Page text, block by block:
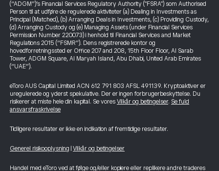
(“ADGM”)’s Financial Services Regulatory Authority ("FSRA") som Authorised
Person til at udføre de regulerede aktiviteter (a) Dealing in Investments as
Principal (Matched), (b) Arranging Deals in Investments, (c) Providing Custody,
(d) Arranging Custody og (e) Managing Assets (under Financial Services
Permission Number 220073) i henhold til Financial Services and Market
Regulations 2015 (“FSMR”). Dens registrerede kontor og
hovedforretningssted er Office 207 and 208, 15th Floor Floor, Al Sarab
Tower, ADGM Square, Al Maryah Island, Abu Dhabi, United Arab Emirates
(“UAE”).
eToro AUS Capital Limited ACN 612 791 803 AFSL 491139. Kryptoaktiver er
uregulerede og yderst spekulative. Der er ingen forbrugerbeskyttelse. Du
risikerer at miste hele din kapital. Se vores Vilkår og betingelser. Se fuld
ansvarsfraskrivelse
Tidligere resultater er ikke en indikation af fremtidige resultater.
Generel risikooplysning Vilkår og betingelser
Handel med eToro ved at følge og/eller kopiere eller replikere andre traderes